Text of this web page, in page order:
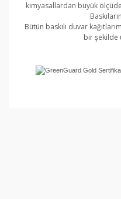
kimyasallardan büyük ölçüde
Bütün baskılı duvar
bir şekilde